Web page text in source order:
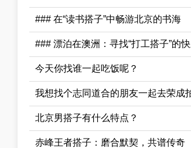
### 在“读书搭子”中畅游北京的书海
### 漂泊在澳洲：寻找“打工搭子”的
今天你找谁一起吃饭呢？
我想找个志同道合的朋友一起去荣成
北京男搭子有什么特点？
赤峰王者搭子：磨合默契，共谱传奇